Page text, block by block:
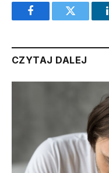
FacebookTwitter
CZYTAJ DALEJ